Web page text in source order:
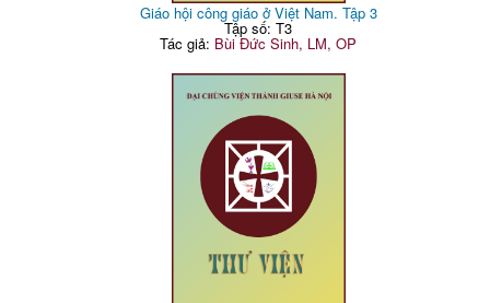
Giáo hội công giáo ở Việt Nam. Tập 3
Tập số: T3
Tác giả: Bùi Đức Sinh, LM, OP